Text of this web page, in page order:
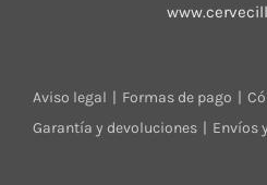
Aviso legal Formas de pago
Garantía y devoluciones
Envíos